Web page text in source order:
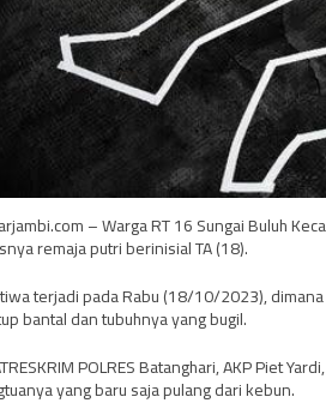
– Warga RT 16 Sungai Buluh
remaja putri berinisial TA (18).
terjadi pada Rabu (18/10/2023),
bantal dan tubuhnya yang bugil.
POLRES Batanghari, AKP Piet
yang baru saja pulang dari kebun.